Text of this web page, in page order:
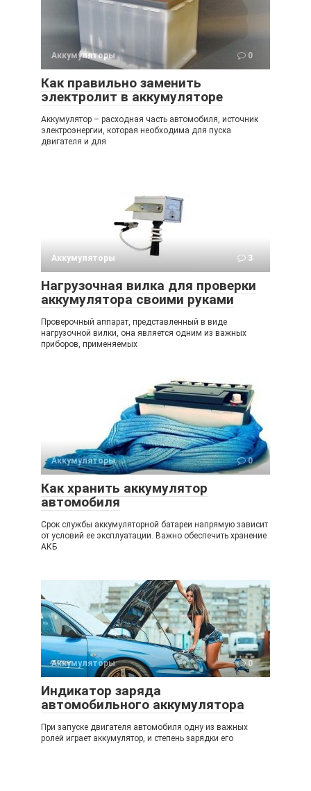
Аккумуляторы 0
Как правильно заменить
электролит в аккумуляторе
Аккумулятор – расходная часть автомобиля, источник
электроэнергии, которая необходима для пуска
двигателя и для
Аккумуляторы 3
Нагрузочная вилка для проверки
аккумулятора своими руками
Проверочный аппарат, представленный в виде
нагрузочной вилки, она является одним из важных
приборов, применяемых
Аккумуляторы 0
Как хранить аккумулятор
автомобиля
Срок службы аккумуляторной батареи напрямую зависит
от условий ее эксплуатации. Важно обеспечить хранение
АКБ
Аккумуляторы 0
Индикатор заряда
автомобильного аккумулятора
При запуске двигателя автомобиля одну из важных
ролей играет аккумулятор, и степень зарядки его